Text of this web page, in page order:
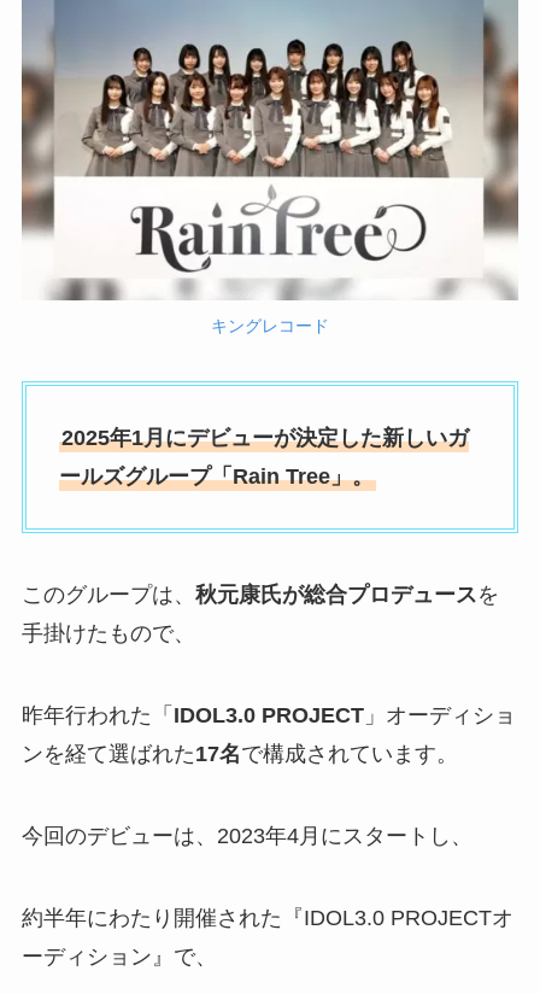
キングレコード
2025年1月にデビューが決定した新しいガ
ールズグループ「Rain Tree」。
このグループは、 秋元康氏が総合プロデュースを
手掛けたもので、
昨年行われた「 IDOL3.0 PROJECT」オーディショ
ンを経て選ばれた17名で構成されています。
今回のデビューは、2023年4月にスタートし、
約半年にわたり開催された『IDOL3.0 PROJECTオ
ーディション』で、